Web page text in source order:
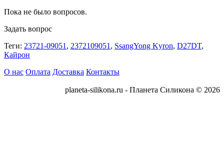
Пока не было вопросов.
Задать вопрос
Теги: 23721-09051 , 2372109051 , SsangYong Kyron, D27DT,
Кайрон
О нас Оплата Доставка Контакты
planeta-silikona.ru - Планета Силикона © 2026